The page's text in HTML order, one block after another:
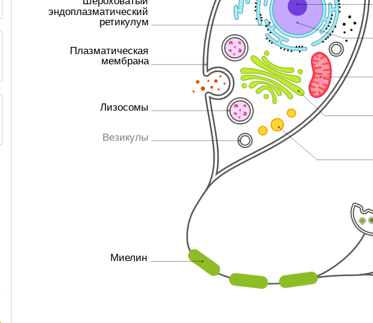
эндоплазматический
ретикулум
Плазматическая
мембрана
Лизосомы
Везикулы
Миелин